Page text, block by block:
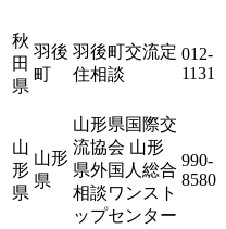
秋
田
県
羽後
町
羽後町交流定
住相談
012-
1131
山
形
県
山形
県
山形県国際交
流協会 山形
県外国人総合
相談ワンスト
ップセンター
990-
8580